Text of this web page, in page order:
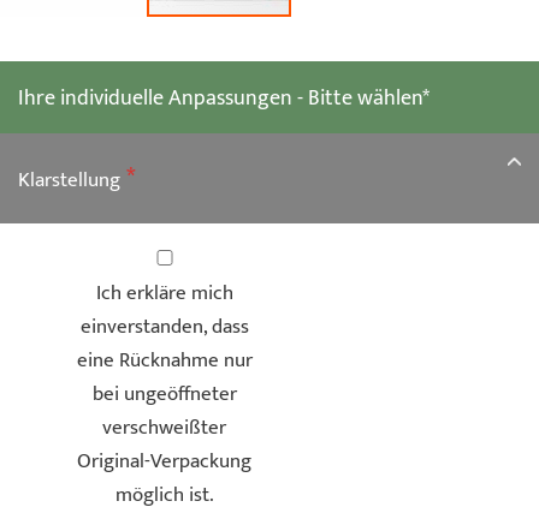
Ihre individuelle Anpassungen - Bitte wählen*
Klarstellung
Ich erkläre mich
einverstanden, dass
eine Rücknahme nur
bei ungeöffneter
verschweißter
Original-Verpackung
möglich ist.
Bildgalerie